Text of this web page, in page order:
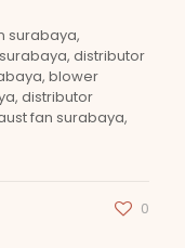
surabaya,
distributor
blower
distributor
fan surabaya,
0